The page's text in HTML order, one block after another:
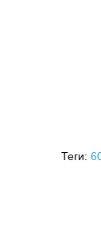
Теги: